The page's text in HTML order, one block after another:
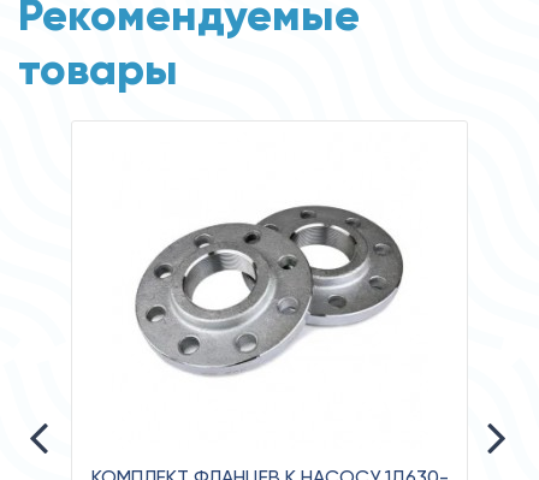
Рекомендуемые
товары